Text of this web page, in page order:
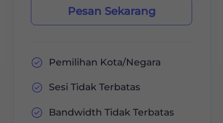
Pesan Sekarang
Pemilihan Kota/Negara
Sesi Tidak Terbatas
Bandwidth Tidak Terbatas